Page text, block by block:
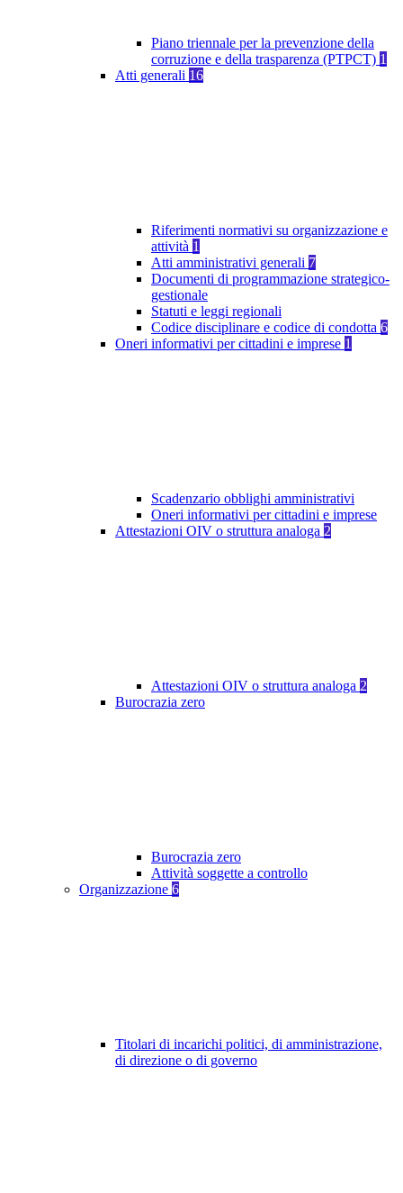
Piano triennale per la prevenzione della
corruzione e della trasparenza (PTPCT) 1
Atti generali 16
Riferimenti normativi su organizzazione e
attività 1
Atti amministrativi generali 7
Documenti di programmazione strategico-
gestionale
Statuti e leggi regionali
Codice disciplinare e codice di condotta 6
Oneri informativi per cittadini e imprese 1
Scadenzario obblighi amministrativi
Oneri informativi per cittadini e imprese
Attestazioni OIV o struttura analoga 2
Attestazioni OIV o struttura analoga 2
Burocrazia zero
Burocrazia zero
Attività soggette a controllo
Organizzazione 6
Titolari di incarichi politici, di amministrazione,
di direzione o di governo